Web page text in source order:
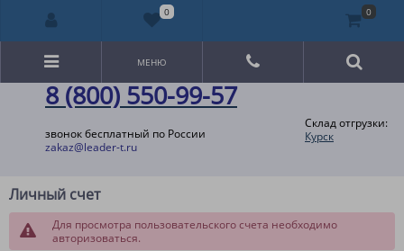
8 (800) 550-99-57
звонок бесплатный по России
zakaz@leader-t.ru
Склад отгрузки:
Курск
МЕНЮ
Личный счет
Для просмотра пользовательского счета необходимо
авторизоваться.
0 0